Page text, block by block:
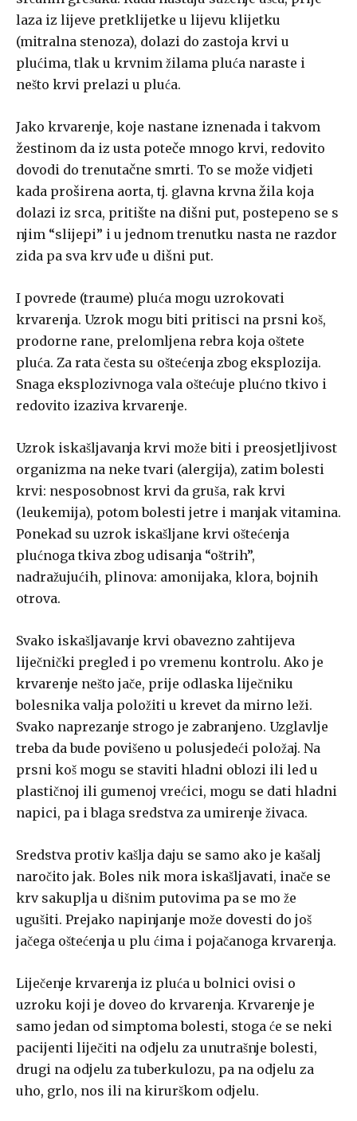
laza iz lijeve pretklijetke u lijevu klijetku
(mitralna stenoza), dolazi do zastoja krvi u
plućima, tlak u krvnim žilama pluća naraste i
nešto krvi prelazi u pluća.
Jako krvarenje, koje nastane iznenada i takvom
žestinom da iz usta poteče mnogo krvi, redovito
dovodi do trenutačne smrti. To se može vi­djeti
kada proširena aorta, tj. glavna krvna žila koja
dolazi iz srca, pritište na dišni put, postepeno se s
njim “slijepi” i u jednom trenutku nasta­ ne razdor
zida pa sva krv uđe u dišni put.
I povrede (traume) pluća mogu uzrokovati
krvarenja. Uzrok mogu biti pritisci na prsni koš,
prodorne rane, prelomljena rebra koja oštete
pluća. Za rata česta su oštećenja zbog eksplozija.
Snaga eksplozivnoga vala oštećuje plućno tkivo i
redovito izaziva krvarenje.
Uzrok iskašljavanja krvi može biti i preosjetljivost
organizma na neke tvari (alergija), zatim bolesti
krvi: nesposobnost krvi da gruša, rak krvi
(leukemija), potom bolesti jetre i manjak vitamina.
Ponekad su uz­rok iskašljane krvi oštećenja
plućnoga tkiva zbog udisanja “oštrih”,
nadražujućih, plinova: amonijaka, klora, bojnih
otrova.
Svako iskašljavanje krvi obavezno zahtijeva
liječnički pregled i po­ vremenu kontrolu. Ako je
krvarenje nešto jače, prije odlaska liječniku
bolesnika valja položiti u krevet da mirno leži.
Svako naprezanje strogo je zabranjeno. Uzglavlje
treba da bude povišeno u polusjedeći položaj. Na
prsni koš mogu se staviti hladni oblozi ili led u
plastičnoj ili gumenoj vrećici, mogu se dati hladni
napici, pa i blaga sredstva za umirenje živa­ca.
Sredstva protiv kašlja daju se samo ako je kašalj
naročito jak. Boles­ nik mora iskašljavati, inače se
krv sakuplja u dišnim putovima pa se mo­ že
ugušiti. Prejako napinjanje može dovesti do još
jačega oštećenja u plu­ ćima i pojačanoga krvarenja.
Liječenje krvarenja iz pluća u bolnici ovisi o
uzroku koji je doveo do krvarenja. Krvarenje je
samo jedan od simptoma bolesti, stoga će se neki
pacijenti liječiti na odjelu za unutrašnje bolesti,
drugi na odjelu za tuberkulozu, pa na odjelu za
uho, grlo, nos ili na kirurškom odjelu.